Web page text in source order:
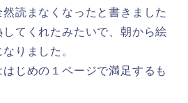
読まなくなったと書きました
てくれたみたいで、朝から絵
りました。
じめの１ページで満足するも